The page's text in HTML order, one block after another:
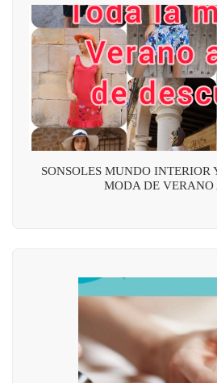
SONSOLES MUNDO
MODA DE VERANO